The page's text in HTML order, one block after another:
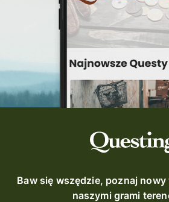
Baw się wszędzie, poznaj
naszymi grami